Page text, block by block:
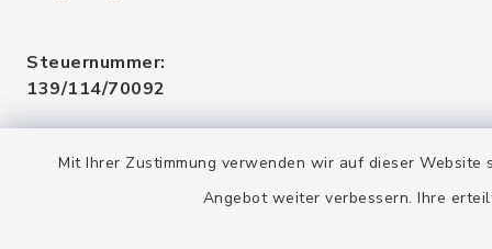
Mit Ihrer Zustimmung verwenden wir auf dieser
Angebot weiter verbessern. Ihre
Steuernummer:
139/114/70092
DE128 378 377